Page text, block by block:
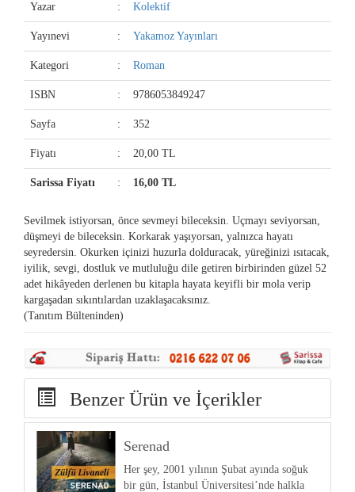
Yazar : Kolektif
Yayınevi : Yakamoz Yayınları
Kategori : Roman
ISBN : 9786053849247
Sayfa : 352
Fiyatı : 20,00 TL
Sarissa Fiyatı : 16,00 TL
Sevilmek istiyorsan, önce sevmeyi bileceksin. Uçmayı seviyorsan,
düşmeyi de bileceksin. Korkarak yaşıyorsan, yalnızca hayatı
seyredersin. Okurken içinizi huzurla dolduracak, yüreğinizi ısıtacak,
iyilik, sevgi, dostluk ve mutluluğu dile getiren birbirinden güzel 52
adet hikâyeden derlenen bu kitapla hayata keyifli bir mola verip
kargaşadan sıkıntılardan uzaklaşacaksınız.
(Tanıtım Bülteninden)
Benzer Ürün ve İçerikler
Serenad
Her şey, 2001 yılının Şubat ayında soğuk
bir gün, İstanbul Üniversitesi’nde halkla